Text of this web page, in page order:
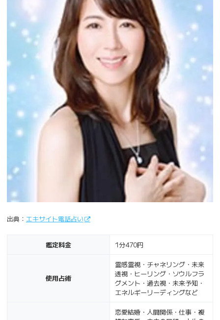
出典： エキサイト電話占い
鑑定料金 1分470円
使用占術
霊感霊視・チャネリング・未来
透視・ヒーリング・ソウルフラ
グメント・過去視・未来予知・
エネルギーリーディングなど
恋愛結婚・人間関係・仕事・複